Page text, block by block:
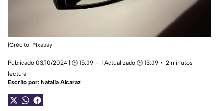
|Crédito: Pixabay
Publicado 03/10/2024 | 🕑 15:09 | Actualizado 🕑 13:09
2 minutos
lectura
Escrito por: Natalia Alcaraz